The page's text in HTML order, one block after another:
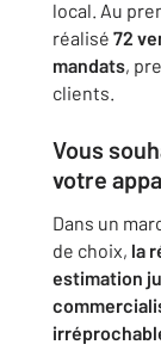
local. Au
réalisé 72
mandats,
clients.
Vous
votre
Dans un
de choix, la
estimation